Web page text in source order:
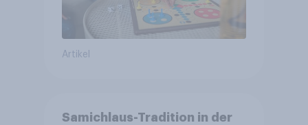
Artikel
Samichlaus-Tradition in der